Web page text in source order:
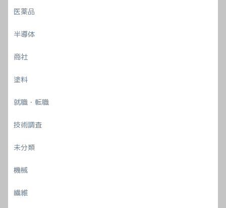
医薬品
半導体
商社
塗料
就職・転職
技術調査
未分類
機械
繊維